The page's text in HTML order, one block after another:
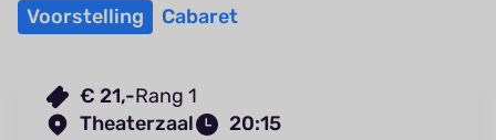
Voorstelling Cabaret
€ 21,-Rang 1
Theaterzaal
20:15